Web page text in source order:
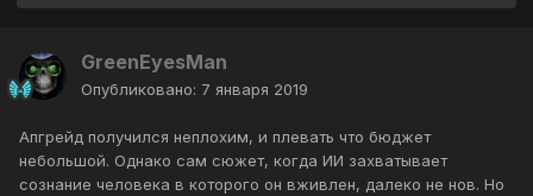
GreenEyesMan
Опубликовано: 7 января 2019
Апгрейд получился неплохим, и плевать что бюджет
небольшой. Однако сам сюжет, когда ИИ захватывает
сознание человека в которого он вживлен, далеко не нов. Но